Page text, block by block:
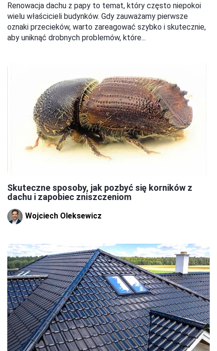
Renowacja dachu z papy to temat, który często niepokoi
wielu właścicieli budynków. Gdy zauważamy pierwsze
oznaki przecieków, warto zareagować szybko i skutecznie,
aby uniknąć drobnych problemów, które...
Skuteczne sposoby, jak pozbyć się korników z
dachu i zapobiec zniszczeniom
Wojciech Oleksewicz